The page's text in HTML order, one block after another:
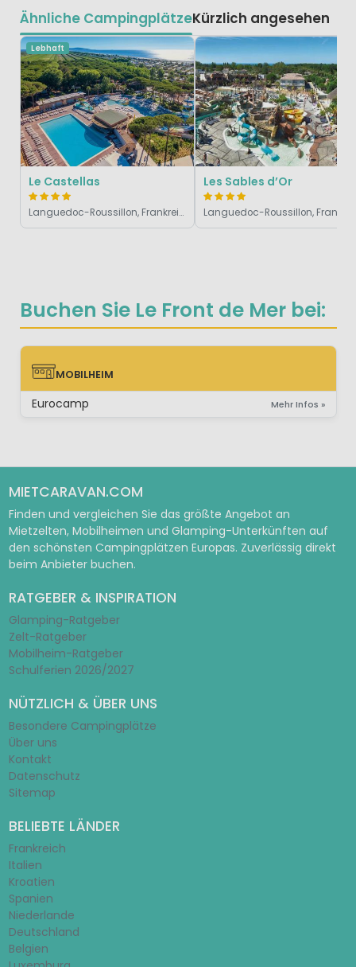
Buchen Sie Le Front de Mer bei:
MOBILHEIM
MOBILHEIM
Eurocamp Mehr Infos »
Ähnliche CampingplätzeKürzlich angesehen
Lebhaft
Le Castellas
Languedoc-Roussillon, Frankreich
Les Sables d’Or
MIETCARAVAN.COM
Finden und vergleichen Sie das größte Angebot an
Mietzelten, Mobilheimen und Glamping-Unterkünften auf
den schönsten Campingplätzen Europas. Zuverlässig direkt
beim Anbieter buchen.
RATGEBER & INSPIRATION
Glamping-Ratgeber
Zelt-Ratgeber
Mobilheim-Ratgeber
Schulferien 2026/2027
NÜTZLICH & ÜBER UNS
Besondere Campingplätze
Über uns
Kontakt
Datenschutz
Sitemap
BELIEBTE LÄNDER
Frankreich
Italien
Kroatien
Spanien
Niederlande
Deutschland
Belgien